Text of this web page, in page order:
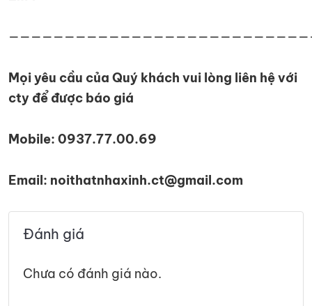
Mọi yêu cầu của Quý khách vui lòng liên hệ với
cty để được báo giá
Mobile: 0937.77.00.69
Email: noithatnhaxinh.ct@gmail.com
Đánh giá
Chưa có đánh giá nào.